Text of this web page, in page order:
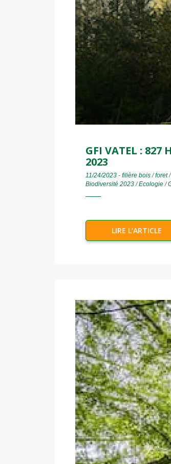
GFI VATEL : 827
2023
11/24/2023 - filière bois/foret/
Biodiversité 2023/Ecologie/
LIRE L’ARTICLE